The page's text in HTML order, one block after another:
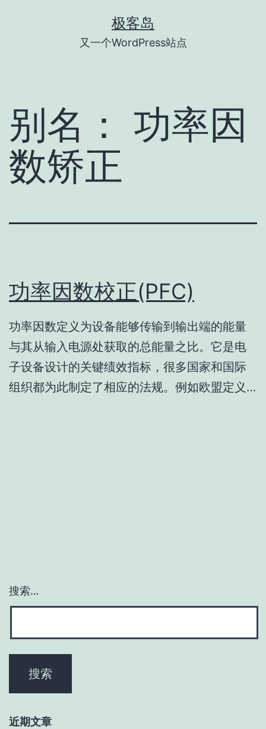
极客岛
又一个WordPress站点
别名： 功率因
数矫正
功率因数校正(PFC)
功率因数定义为设备能够传输到输出端的能量
与其从输入电源处获取的总能量之比。它是电
子设备设计的关键绩效指标，很多国家和国际
组织都为此制定了相应的法规。例如欧盟定义…
搜索…
近期文章